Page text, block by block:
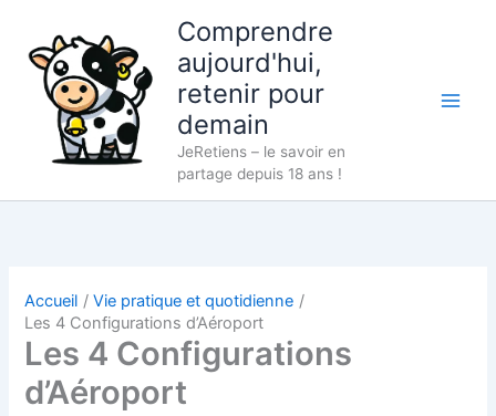
contenu
Comprendre
aujourd'hui,
retenir pour
demain
JeRetiens – le savoir en
partage depuis 18 ans !
Accueil
Vie pratique et quotidienne
Les 4 Configurations d’Aéroport
Les 4 Configurations
d’Aéroport